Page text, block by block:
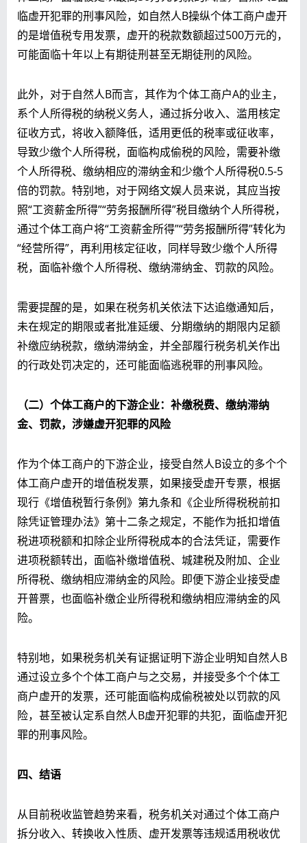
临虚开犯罪的刑事风险，如自然人B操纵个体工商户虚开
的是增值税专用发票，虚开的税款数额超过500万元的，
可能面临十年以上有期徒刑甚至无期徒刑的风险。
此外，对于自然人B而言，其作为个体工商户A的业主，
系个人所得税的纳税义务人，通过拆分收入、滥用核定
征收方式，将收入额降低，适用更低的税率或征收率，
导致少缴个人所得税，面临构成偷税的风险，需要补缴
个人所得税、缴纳相应的滞纳金和少缴个人所得税0.5-5
倍的罚款。特别地，对于网络文娱人员来说，其应当按
照“工资薪金所得”“劳务报酬所得”税目缴纳个人所得税，
通过个体工商户将“工资薪金所得”“劳务报酬所得”转化为
“经营所得”，再利用核定征收，同样导致少缴个人所得
税，面临补缴个人所得税、缴纳滞纳金、罚款的风险。
需要提醒的是，如果在税务机关依法下达追缴通知后，
未在规定的期限或者批准延缓、分期缴纳的期限内足额
补缴应纳税款，缴纳滞纳金，并全部履行税务机关作出
的行政处罚决定的，还可能面临逃税罪的刑事风险。
（二）个体工商户的下游企业：补缴税费、缴纳滞纳
金、罚款，涉嫌虚开犯罪的风险
作为个体工商户的下游企业，接受自然人B设立的多个个
体工商户虚开的增值税发票，如果接受虚开专票，根据
现行《增值税暂行条例》第九条和《企业所得税税前扣
除凭证管理办法》第十二条之规定，不能作为抵扣增值
税进项税额和扣除企业所得税成本的合法凭证，需要作
进项税额转出，面临补缴增值税、城建税及附加、企业
所得税、缴纳相应滞纳金的风险。即便下游企业接受虚
开普票，也面临补缴企业所得税和缴纳相应滞纳金的风
险。
特别地，如果税务机关有证据证明下游企业明知自然人B
通过设立多个个体工商户与之交易，并接受多个个体工
商户虚开的发票，还可能面临构成偷税被处以罚款的风
险，甚至被认定系自然人B虚开犯罪的共犯，面临虚开犯
罪的刑事风险。
四、 结语
从目前税收监管趋势来看，税务机关对通过个体工商户
拆分收入、转换收入性质、虚开发票等违规适用税收优